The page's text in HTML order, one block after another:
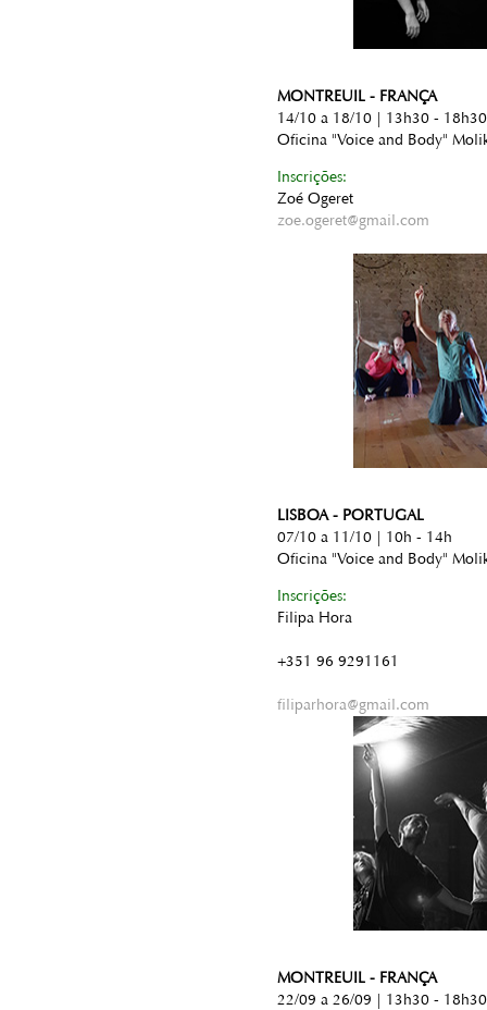
MONTREUIL - FRANÇA
14/10 a 18/10 | 13h30 - 18h30
Oficina "Voice and Body"
Inscrições:
Zoé Ogeret
zoe.ogeret@gmail.com
LISBOA - PORTUGAL
07/10 a 11/10 | 10h - 14h
Oficina "Voice and Body"
Inscrições:
Filipa Hora
+351 96 9291161
filiparhora@gmail.com
MONTREUIL - FRANÇA
22/09 a 26/09 | 13h30 - 18h30